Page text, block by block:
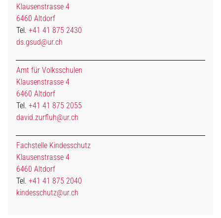
Klausenstrasse 4
6460 Altdorf
Tel. +41 41 875 2430
ds.gsud@ur.ch
Amt für Volksschulen
Klausenstrasse 4
6460 Altdorf
Tel. +41 41 875 2055
david.zurfluh@ur.ch
Fachstelle Kindesschutz
Klausenstrasse 4
6460 Altdorf
Tel. +41 41 875 2040
kindesschutz@ur.ch